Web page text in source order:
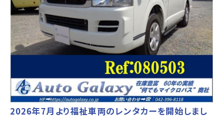
2026年7月より福祉車両のレンタカーを開始しまし